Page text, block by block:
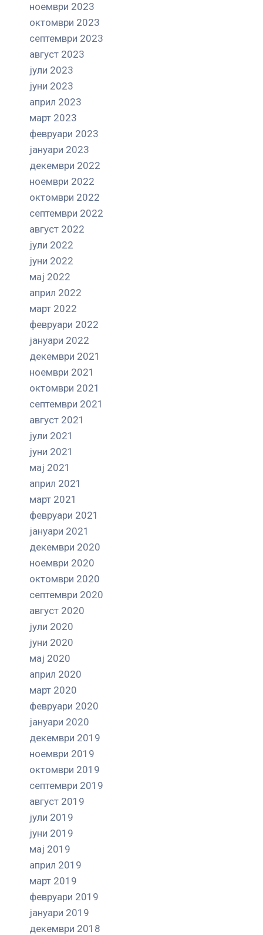
ноември 2023
октомври 2023
септември 2023
август 2023
јули 2023
јуни 2023
април 2023
март 2023
февруари 2023
јануари 2023
декември 2022
ноември 2022
октомври 2022
септември 2022
август 2022
јули 2022
јуни 2022
мај 2022
април 2022
март 2022
февруари 2022
јануари 2022
декември 2021
ноември 2021
октомври 2021
септември 2021
август 2021
јули 2021
јуни 2021
мај 2021
април 2021
март 2021
февруари 2021
јануари 2021
декември 2020
ноември 2020
октомври 2020
септември 2020
август 2020
јули 2020
јуни 2020
мај 2020
април 2020
март 2020
февруари 2020
јануари 2020
декември 2019
ноември 2019
октомври 2019
септември 2019
август 2019
јули 2019
јуни 2019
мај 2019
април 2019
март 2019
февруари 2019
јануари 2019
декември 2018